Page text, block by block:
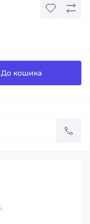
До кошика